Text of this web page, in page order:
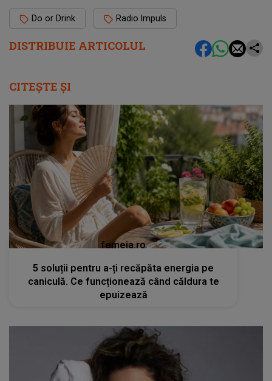
DISTRIBUIE ARTICOLUL
Do or Drink Radio Impuls
CITEȘTE ȘI
femeia.ro
5 soluții pentru a-ți recăpăta energia pe
caniculă. Ce funcționează când căldura te
epuizează